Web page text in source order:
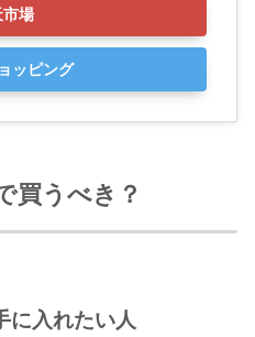
市場
ッピング
買うべき？
に入れたい人